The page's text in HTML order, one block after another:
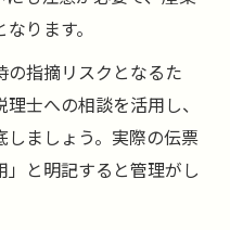
ります。
指摘リスクとなるた
士への相談を活用し、
ましょう。実際の伝票
と明記すると管理がし